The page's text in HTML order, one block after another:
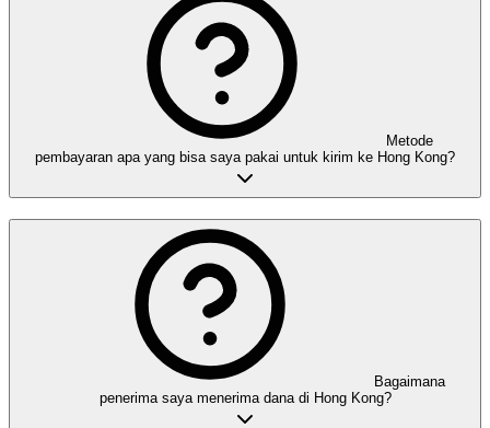
Metode
pembayaran apa yang bisa saya pakai untuk kirim ke Hong Kong?
Bagaimana
penerima saya menerima dana di Hong Kong?